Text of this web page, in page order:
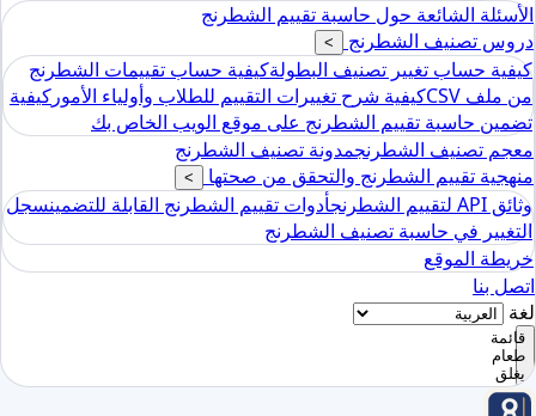
الأسئلة الشائعة حول حاسبة تقييم الشطرنج
دروس تصنيف الشطرنج
>
كيفية حساب تغيير تصنيف البطولةكيفية حساب تقييمات الشطرنج
من ملف CSV
كيفية شرح تغييرات التقييم للطلاب وأولياء الأمور كيفية
تضمين حاسبة تقييم الشطرنج على موقع الويب الخاص بك
معجم تصنيف الشطرنجمدونة تصنيف الشطرنج
منهجية تقييم الشطرنج والتحقق من صحتها
>
وثائق API لتقييم الشطرنج أدوات تقييم الشطرنج القابلة للتضمينسجل
التغيير في حاسبة تصنيف الشطرنج
خريطة الموقع
اتصل بنا
لغة
قائمة
طعام
يغلق